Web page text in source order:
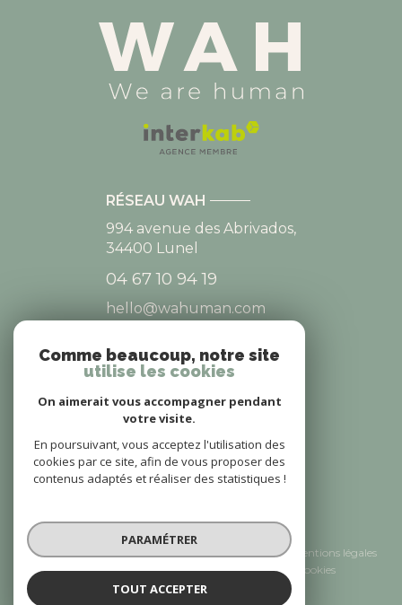
RÉSEAU WAH
994 avenue des Abrivados,
34400 Lunel
04 67 10 94 19
hello@wahuman.com
NOS RÉSEAUX
NOUS SUIVRE
Nos honoraires
Nos partenaires
Mentions légales
Admin
Politique RGPD Cookies
Comme beaucoup, notre site
utilise les cookies
On aimerait vous accompagner pendant
votre visite.
En poursuivant, vous acceptez l'utilisation des
cookies par ce site, afin de vous proposer des
contenus adaptés et réaliser des statistiques !
PARAMÉTRER
TOUT ACCEPTER